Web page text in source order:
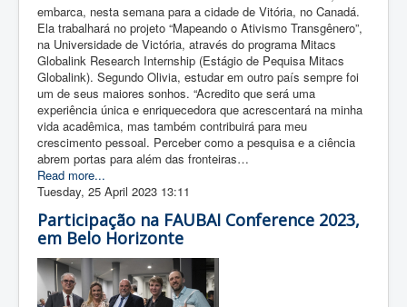
embarca, nesta semana para a cidade de Vitória, no Canadá.
Ela trabalhará no projeto “Mapeando o Ativismo Transgênero”,
na Universidade de Victória, através do programa Mitacs
Globalink Research Internship (Estágio de Pequisa Mitacs
Globalink). Segundo Olivia, estudar em outro país sempre foi
um de seus maiores sonhos. “Acredito que será uma
experiência única e enriquecedora que acrescentará na minha
vida acadêmica, mas também contribuirá para meu
crescimento pessoal. Perceber como a pesquisa e a ciência
abrem portas para além das fronteiras…
Read more...
Tuesday, 25 April 2023 13:11
Participação na FAUBAI Conference 2023,
em Belo Horizonte